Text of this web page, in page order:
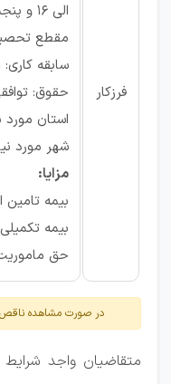
فرزکار
الی 16 و پنجشنبه 7 الی 11)
مقطع
سابقه کاری: ۵ تا ۹ سال
حقوق:
استان مورد
شهر مورد
مزایا:
بیمه تامین
بیمه تکمیلی
حق
در صورت مشاهده
متقاضیان واجد شرایط